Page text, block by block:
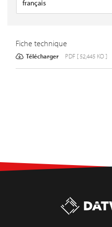
Fiche technique
Télécharger PDF [ 52,445 KO ]